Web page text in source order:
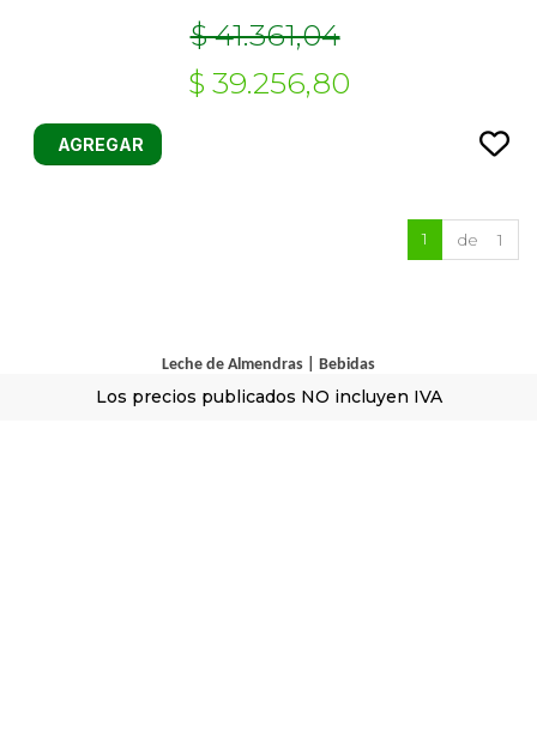
$ 41.361,04
$ 39.256,80
AGREGAR
1 de 1
Leche de Almendras Bebidas
Los precios publicados NO incluyen IVA